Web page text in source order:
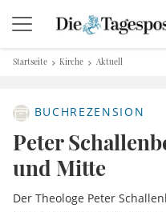
Startseite Kirche Aktuell
BUCHREZENSION
Peter
und Mitte
Der Theologe Peter